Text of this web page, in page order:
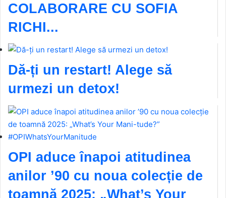
COLABORARE CU SOFIA
RICHI...
Dă-ți un restart! Alege să
urmezi un detox!
OPI aduce înapoi atitudinea
anilor ’90 cu noua colecție de
toamnă 2025: „What’s Your